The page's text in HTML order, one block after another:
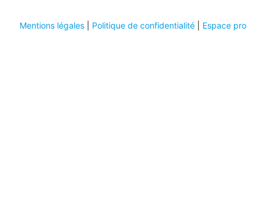
Mentions légales Politique de confidentialité Espace pro